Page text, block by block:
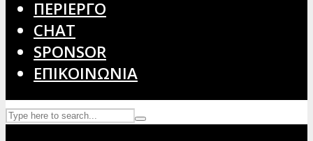
ΠΕΡΙΕΡΓΟ
CHAT
SPONSOR
ΕΠΙΚΟΙΝΩΝΙΑ